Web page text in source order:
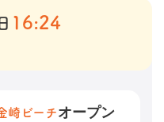
16:24
崎ビーチオープン